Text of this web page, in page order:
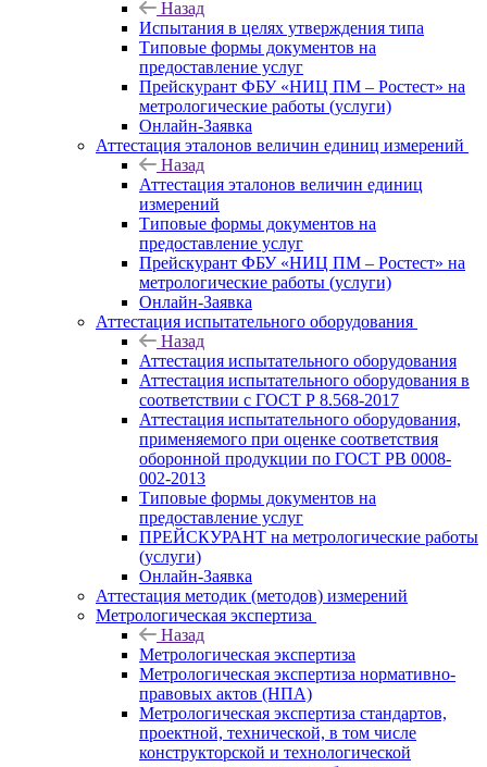
Назад
Испытания в целях утверждения типа
Типовые формы документов на
предоставление услуг
Прейскурант ФБУ «НИЦ ПМ – Ростест» на
метрологические работы (услуги)
Онлайн-Заявка
Аттестация эталонов величин единиц измерений
Назад
Аттестация эталонов величин единиц
измерений
Типовые формы документов на
предоставление услуг
Прейскурант ФБУ «НИЦ ПМ – Ростест» на
метрологические работы (услуги)
Онлайн-Заявка
Аттестация испытательного оборудования
Назад
Аттестация испытательного оборудования
Аттестация испытательного оборудования в
соответствии с ГОСТ Р 8.568-2017
Аттестация испытательного оборудования,
применяемого при оценке соответствия
оборонной продукции по ГОСТ РВ 0008-
002-2013
Типовые формы документов на
предоставление услуг
ПРЕЙСКУРАНТ на метрологические работы
(услуги)
Онлайн-Заявка
Аттестация методик (методов) измерений
Метрологическая экспертиза
Назад
Метрологическая экспертиза
Метрологическая экспертиза нормативно-
правовых актов (НПА)
Метрологическая экспертиза стандартов,
проектной, технической, в том числе
конструкторской и технологической